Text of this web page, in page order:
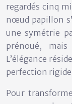
regardés cinq
nœud papillon
une symétrie
prénoué,
L’élégance
perfection
Pour